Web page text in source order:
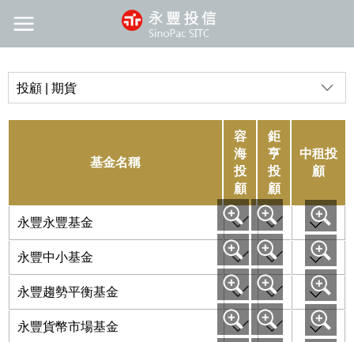
投顧 | 期貨
基金名稱
容
海
投
顧
鉅
亨
投
顧
中租投
顧
永豐永豐基金
永豐中小基金
永豐趨勢平衡基金
永豐貨幣市場基金